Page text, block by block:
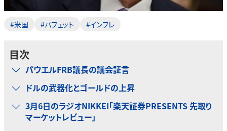
#米国 #バフェット #インフレ
目次
パウエルFRB議長の議会証言
ドルの武器化とゴールドの上昇
3月6日のラジオNIKKEI「楽天証券PRESENTS 先取り
マーケットレビュー」